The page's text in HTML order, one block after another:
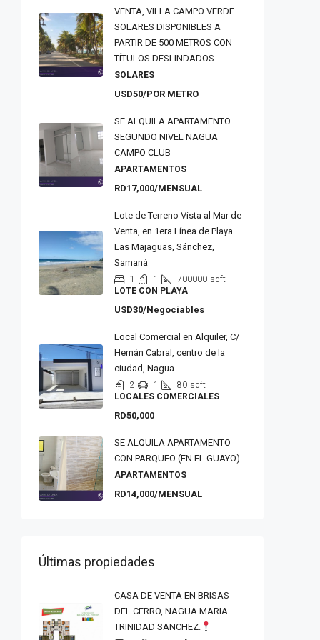
VENTA, VILLA CAMPO VERDE.
SOLARES DISPONIBLES A
PARTIR DE 500 METROS CON
TÍTULOS DESLINDADOS.
SOLARES
USD50/POR METRO
SE ALQUILA APARTAMENTO
SEGUNDO NIVEL NAGUA
CAMPO CLUB
APARTAMENTOS
RD17,000/MENSUAL
Lote de Terreno Vista al Mar de
Venta, en 1era Línea de Playa
Las Majaguas, Sánchez,
Samaná
1 1 700000 sqft
LOTE CON PLAYA
USD30/Negociables
Local Comercial en Alquiler, C/
Hernán Cabral, centro de la
ciudad, Nagua
2 1 80 sqft
LOCALES COMERCIALES
RD50,000
SE ALQUILA APARTAMENTO
CON PARQUEO (EN EL GUAYO)
APARTAMENTOS
RD14,000/MENSUAL
Últimas propiedades
CASA DE VENTA EN BRISAS
DEL CERRO, NAGUA MARIA
TRINIDAD SANCHEZ.